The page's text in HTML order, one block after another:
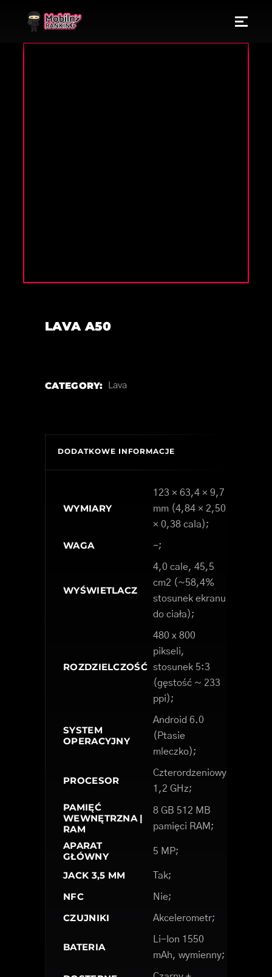
LAVA A50
CATEGORY: Lava
DODATKOWE INFORMACJE
WYMIARY
123 × 63,4 × 9,7
mm (4,84 × 2,50
× 0,38 cala);
WAGA -;
WYŚWIETLACZ
4,0 cale, 45,5
cm2 (~58,4%
stosunek ekranu
do ciała);
ROZDZIELCZOŚĆ
480 x 800
pikseli,
stosunek 5:3
(gęstość ~ 233
ppi);
SYSTEM
OPERACYJNY
Android 6.0
(Ptasie
mleczko);
PROCESOR
Czterordzeniowy
1,2 GHz;
PAMIĘĆ
WEWNĘTRZNA |
RAM
8 GB 512 MB
pamięci RAM;
APARAT
GŁÓWNY
5 MP;
JACK 3,5 MM Tak;
NFC Nie;
CZUJNIKI Akcelerometr;
BATERIA
Li-Ion 1550
mAh, wymienny;